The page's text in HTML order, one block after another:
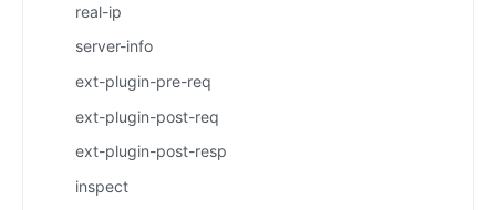
real-ip
server-info
ext-plugin-pre-req
ext-plugin-post-req
ext-plugin-post-resp
inspect